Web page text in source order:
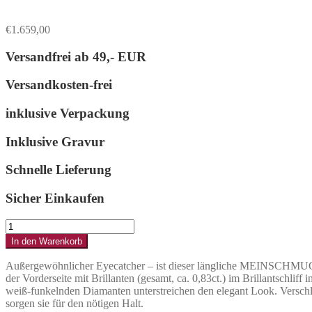
€1.659,00
Versandfrei ab 49,- EUR
Versandkosten-frei
inklusive Verpackung
Inklusive Gravur
Schnelle Lieferung
Sicher Einkaufen
Länglicher
Ohrring
aus
585er
Weißgold
mit
Brillanten
In den Warenkorb
Außergewöhnlicher Eyecatcher – ist dieser längliche
der Vorderseite mit Brillanten (gesamt, ca. 0,83ct.) im Brillantschliff
weiß-funkelnden Diamanten unterstreichen den elegant Look.
sorgen sie für den nötigen Halt.